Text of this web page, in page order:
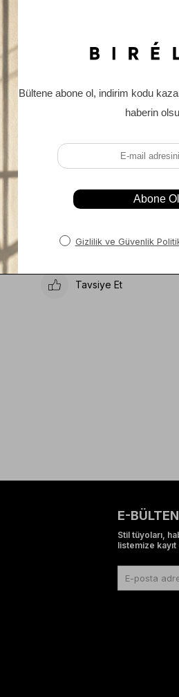
Beden Kılavuzu
Favorilere Ekle
Karşılaştır
Gelince Haber Ver
Tavsiye Et
E-BÜLTEN
Stil tüyoları,
listemize kayıt